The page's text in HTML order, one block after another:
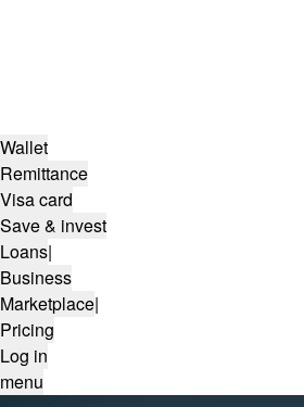
Wallet
Remittance
Visa card
Save & invest
Loans|
Business
Marketplace|
Pricing
Log in
menu